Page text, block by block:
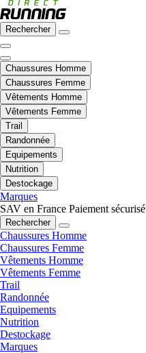
Rechercher
Chaussures Homme
Chaussures Femme
Vêtements Homme
Vêtements Femme
Trail
Randonnée
Equipements
Nutrition
Destockage
Marques
SAV en France Paiement sécurisé
Rechercher
Chaussures Homme
Chaussures Femme
Vêtements Homme
Vêtements Femme
Trail
Randonnée
Equipements
Nutrition
Destockage
Marques